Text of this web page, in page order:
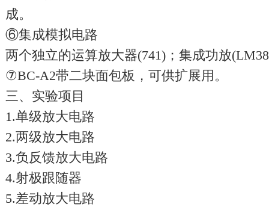
成。
⑥集成模拟电路
两个独立的运算放大器(741)；集成功放
⑦BC-A2带二块面包板，可供扩展用。
三、实验项目
1.单级放大电路
2.两级放大电路
3.负反馈放大电路
4.射极跟随器
5.差动放大电路